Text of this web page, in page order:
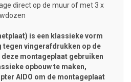
direct op de muur of met 3 x
is een klassieke vorm
tegen vingerafdrukken op de
deze montageplaat gebruiken
opbouw te maken,
AIDO om de montageplaat